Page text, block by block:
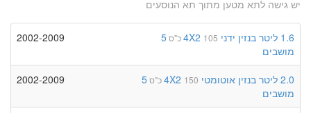
יש גישה לתא מטען מתוך תא הנוסעים
1.6 ליטר בנזין ידני 4X2 105 כ"ס
5
מושבים
2002-2009
2.0 ליטר בנזין אוטומטי 4X2 150 כ"ס
5
מושבים
2002-2009